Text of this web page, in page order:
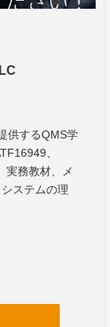
供するQMS学
、
実務教材、メ
ステムの理